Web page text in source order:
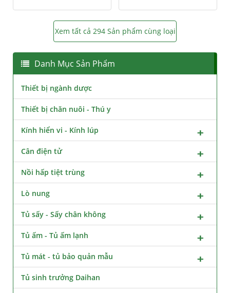
Xem tất cả 294 Sản phẩm cùng loại
Danh Mục Sản Phẩm
Thiết bị ngành dược
Thiết bị chăn nuôi - Thú y
Kính hiển vi - Kính lúp
Cân điện tử
Nồi hấp tiệt trùng
Lò nung
Tủ sấy - Sấy chân không
Tủ ấm - Tủ ấm lạnh
Tủ mát - tủ bảo quản mẫu
Tủ sinh trưởng Daihan